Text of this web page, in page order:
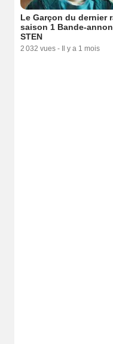
Le Garçon du dernier
saison 1 Bande-
STEN
2 032 vues - Il y a 1 mois